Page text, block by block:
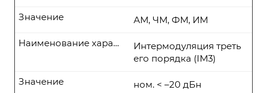
АМ, ЧМ, ФМ, ИМ
Значение
Интермодуляция треть
его порядка (IM3)
Наименование характеристики
ном. < –20 дБн
Значение